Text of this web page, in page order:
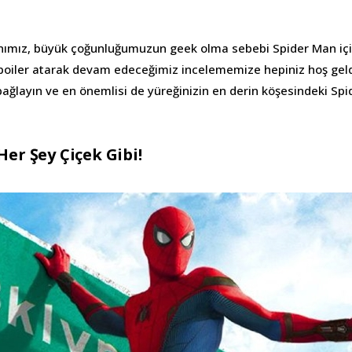
büyük çoğunluğumuzun geek olma sebebi Spider Man
atarak devam edeceğimiz incelememize hepiniz hoş
ve en önemlisi de yüreğinizin en derin köşesindeki
Şey Çiçek Gibi!